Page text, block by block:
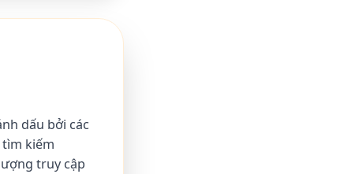
dấu bởi các
kiếm
truy cập